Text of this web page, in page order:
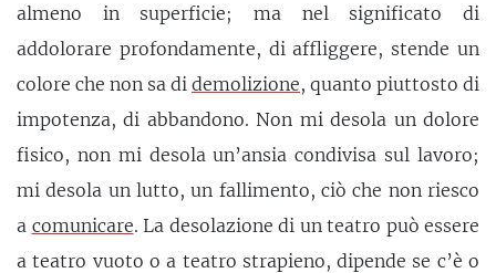
almeno in superficie; ma nel significato di
addolorare profondamente, di affliggere, stende un
colore che non sa di demolizione, quanto piuttosto di
impotenza, di abbandono. Non mi desola un dolore
fisico, non mi desola un’ansia condivisa sul lavoro;
mi desola un lutto, un fallimento, ciò che non riesco
a comunicare. La desolazione di un teatro può essere
a teatro vuoto o a teatro strapieno, dipende se c’è o